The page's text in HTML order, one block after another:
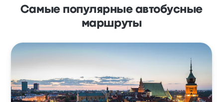
Самые популярные автобусные
маршруты